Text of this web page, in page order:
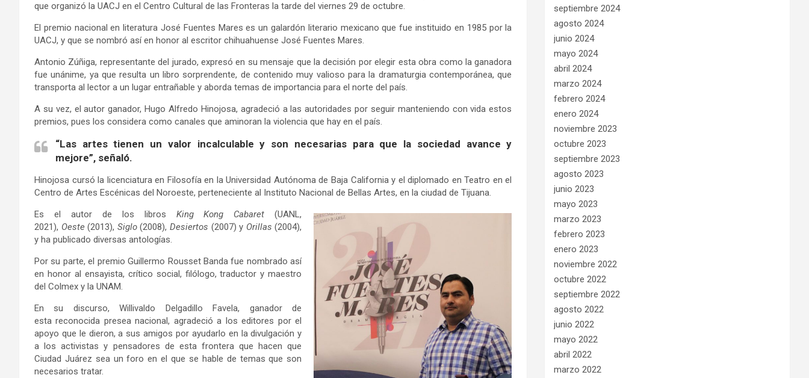
que organizó la UACJ en el Centro Cultural de las Fronteras la tarde del viernes 29 de octubre.
El premio nacional en literatura José Fuentes Mares es un galardón literario mexicano que fue instituido en 1985 por la
UACJ, y que se nombró así en honor al escritor chihuahuense José Fuentes Mares.
Antonio Zúñiga, representante del jurado, expresó en su mensaje que la decisión por elegir esta obra como la ganadora
fue unánime, ya que resulta un libro sorprendente, de contenido muy valioso para la dramaturgia contemporánea, que
transporta al lector a un lugar entrañable y aborda temas de importancia para el norte del país.
A su vez, el autor ganador, Hugo Alfredo Hinojosa, agradeció a las autoridades por seguir manteniendo con vida estos
premios, pues los considera como canales que aminoran la violencia que hay en el país.
“Las artes tienen un valor incalculable y son necesarias para que la sociedad avance y
mejore”, señaló.
Hinojosa cursó la licenciatura en Filosofía en la Universidad Autónoma de Baja California y el diplomado en Teatro en el
Centro de Artes Escénicas del Noroeste, perteneciente al Instituto Nacional de Bellas Artes, en la ciudad de Tijuana.
Es el autor de los libros King Kong Cabaret (UANL,
2021), Oeste (2013), Siglo(2008), Desiertos (2007) y Orillas (2004),
y ha publicado diversas antologías.
Por su parte, el premio Guillermo Rousset Banda fue nombrado así
en honor al ensayista, crítico social, filólogo, traductor y maestro
del Colmex y la UNAM.
En su discurso, Willivaldo Delgadillo Favela, ganador de
esta reconocida presea nacional, agradeció a los editores por el
apoyo que le dieron, a sus amigos por ayudarlo en la divulgación y
a los activistas y pensadores de esta frontera que hacen que
Ciudad Juárez sea un foro en el que se hable de temas que son
necesarios tratar.
septiembre 2024
agosto 2024
junio 2024
mayo 2024
abril 2024
marzo 2024
febrero 2024
enero 2024
noviembre 2023
octubre 2023
septiembre 2023
agosto 2023
junio 2023
mayo 2023
marzo 2023
febrero 2023
enero 2023
noviembre 2022
octubre 2022
septiembre 2022
agosto 2022
junio 2022
mayo 2022
abril 2022
marzo 2022